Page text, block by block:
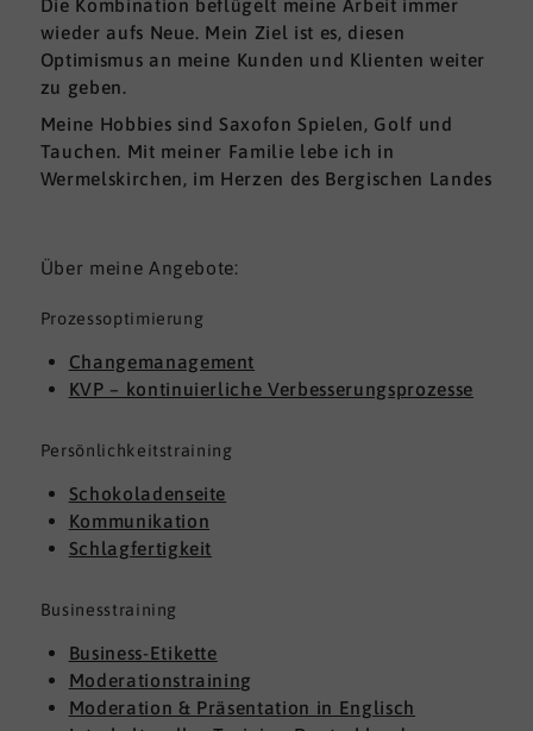
Die Kombination beflügelt meine Arbeit immer
wieder aufs Neue. Mein Ziel ist es, diesen
Optimismus an meine Kunden und Klienten weiter
zu geben.
Meine Hobbies sind Saxofon Spielen, Golf und
Tauchen. Mit meiner Familie lebe ich in
Wermelskirchen, im Herzen des Bergischen Landes
Über meine Angebote:
Prozessoptimierung
Changemanagement
KVP – kontinuierliche Verbesserungsprozesse
Persönlichkeitstraining
Schokoladenseite
Kommunikation
Schlagfertigkeit
Businesstraining
Business-Etikette
Moderationstraining
Moderation & Präsentation in Englisch